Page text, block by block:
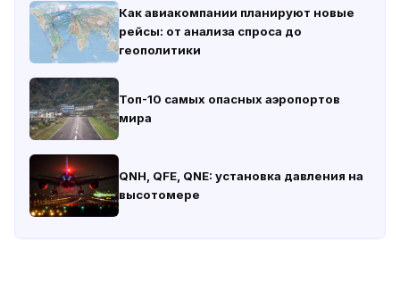
Как авиакомпании планируют новые
рейсы: от анализа спроса до
геополитики
Топ-10 самых опасных аэропортов
мира
QNH, QFE, QNE: установка давления на
высотомере